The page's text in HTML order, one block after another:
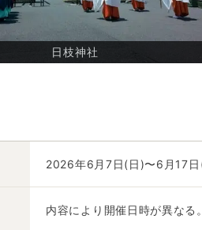
日枝神社
2026年6月7日(日)〜6月17日
内容により開催日時が異な